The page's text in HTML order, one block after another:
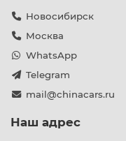
Новосибирск
Москва
WhatsApp
Telegram
mail@chinacars.ru
Наш адрес